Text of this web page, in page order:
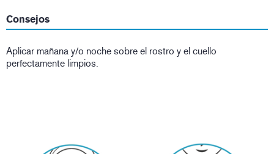
Consejos
Aplicar mañana y/o noche sobre el rostro y el cuello
perfectamente limpios.